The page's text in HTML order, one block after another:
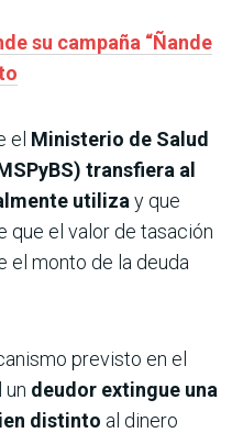
su campaña “Ñande
el Ministerio de Salud
transfiera al
utiliza y que
que el valor de tasación
el monto de la deuda
previsto en el
un deudor extingue una
distinto al dinero